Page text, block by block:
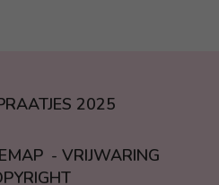
2025
VRIJWARING